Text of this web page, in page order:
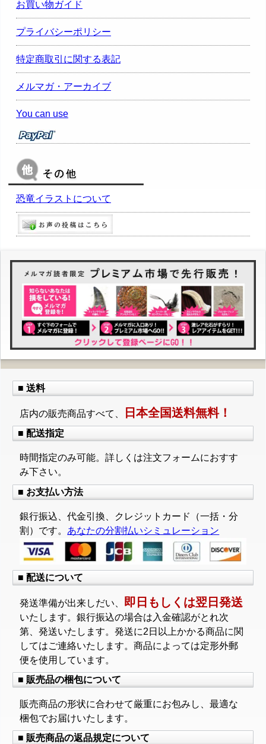
お買い物ガイド
プライバシーポリシー
特定商取引に関する表記
メルマガ・アーカイブ
You can use
恐竜イラストについて
■ 送料
店内の販売商品すべて、 日本全国送料無料！
■ 配送指定
時間指定のみ可能。詳しくは注文フォームにおすす
み下さい。
■ お支払い方法
銀行振込、代金引換、クレジットカード（一括・分
割）です。 あなたの分割払いシミュレーション
■ 配送について
発送準備が出来しだい、 即日もしくは翌日発送
いたします。銀行振込の場合は入金確認がとれ次
第、発送いたします。発送に2日以上かかる商品に関
してはご連絡いたします。商品によっては定形外郵
便を使用しています。
■ 販売品の梱包について
販売商品の形状に合わせて厳重にお包みし、最適な
梱包でお届けいたします。
■ 販売商品の返品規定について